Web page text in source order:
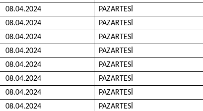
08.04.2024 PAZARTESİ
08.04.2024 PAZARTESİ
08.04.2024 PAZARTESİ
08.04.2024 PAZARTESİ
08.04.2024 PAZARTESİ
08.04.2024 PAZARTESİ
08.04.2024 PAZARTESİ
08.04.2024 PAZARTESİ